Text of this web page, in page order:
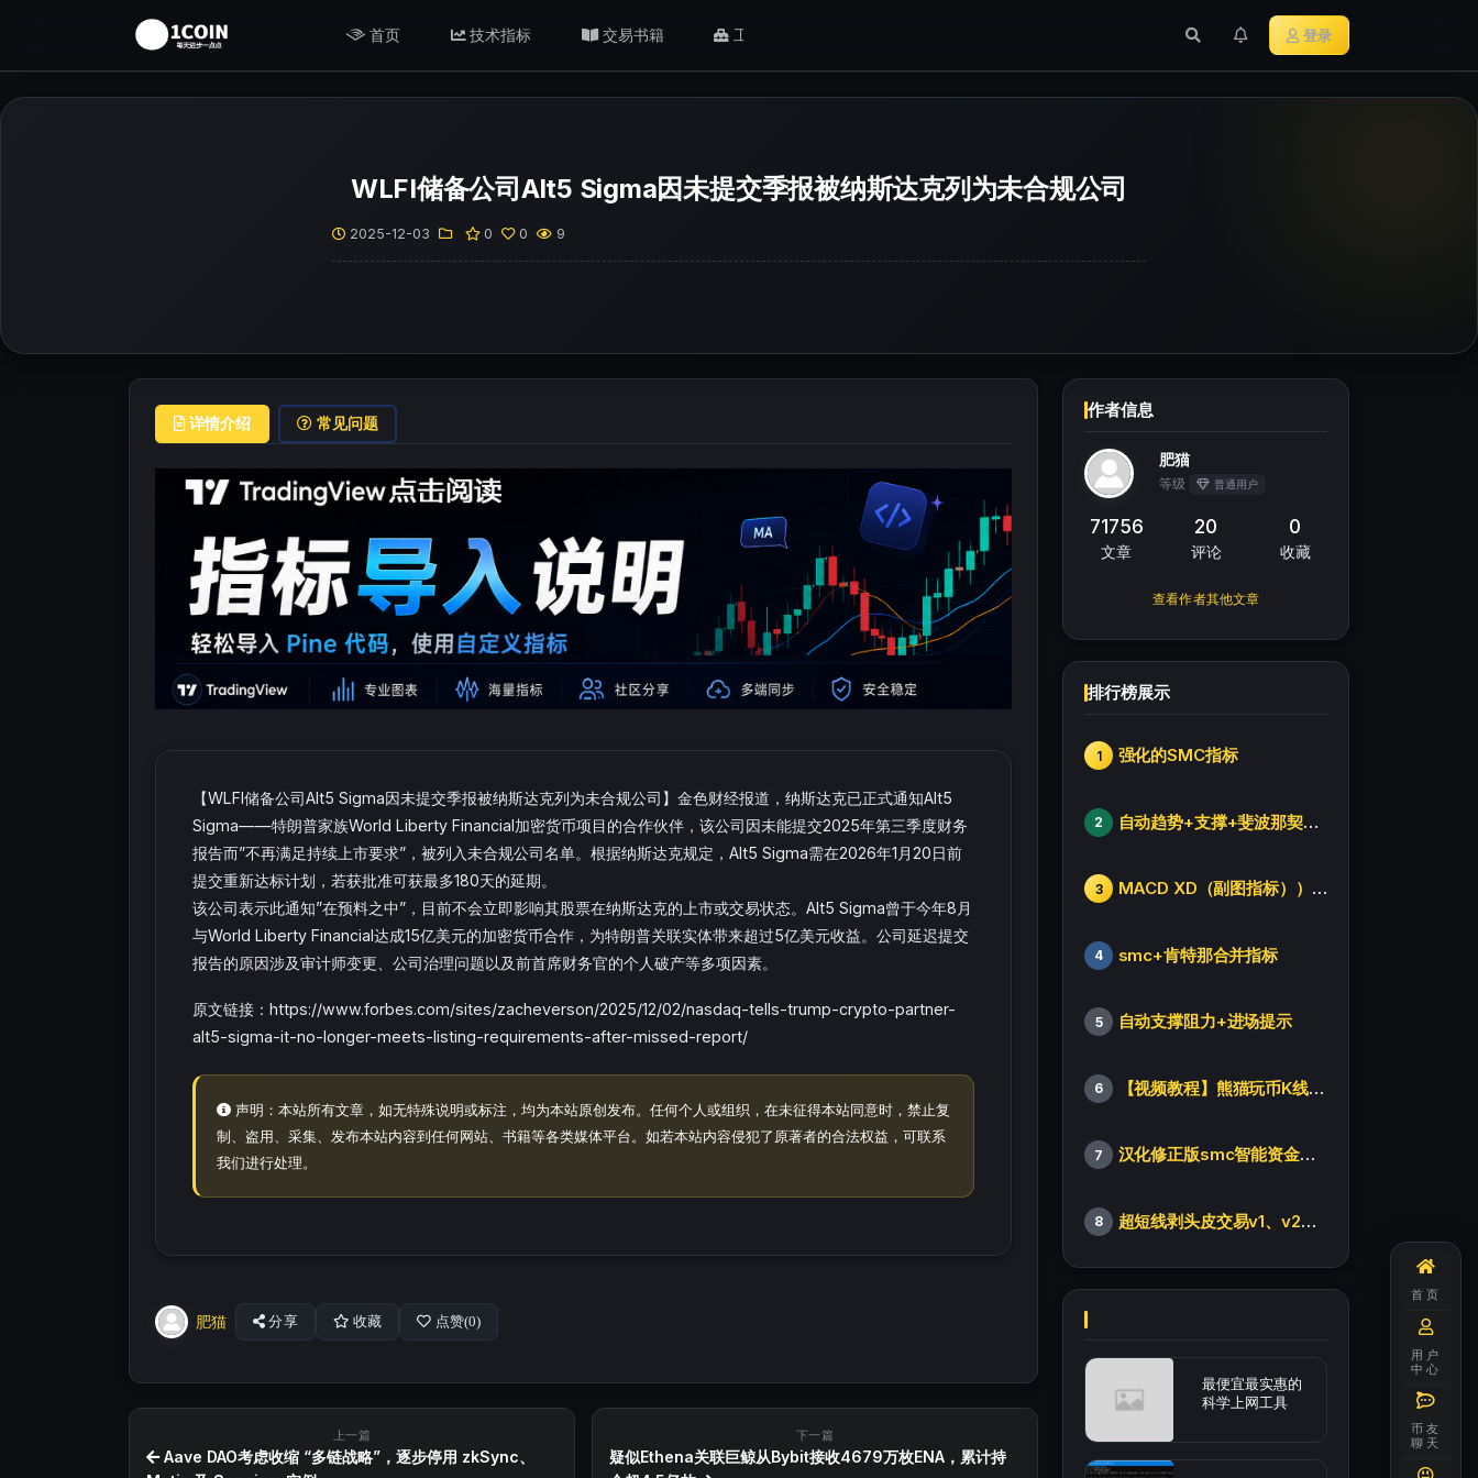
首页 技术指标 交易书籍 工具/返佣 登录
WLFI储备公司Alt5 Sigma因未提交季报被纳斯达克列为未合规公司
2025-12-03 0 0 9
详情介绍 常见问题
【WLFI储备公司Alt5 Sigma因未提交季报被纳斯达克列为未合规公司】金色财经报道，纳斯达克已正式通知Alt5
Sigma——特朗普家族World Liberty Financial加密货币项目的合作伙伴，该公司因未能提交2025年第三季度财务
报告而”不再满足持续上市要求”，被列入未合规公司名单。根据纳斯达克规定，Alt5 Sigma需在2026年1月20日前
提交重新达标计划，若获批准可获最多180天的延期。
该公司表示此通知”在预料之中”，目前不会立即影响其股票在纳斯达克的上市或交易状态。Alt5 Sigma曾于今年8月
与World Liberty Financial达成15亿美元的加密货币合作，为特朗普关联实体带来超过5亿美元收益。公司延迟提交
报告的原因涉及审计师变更、公司治理问题以及前首席财务官的个人破产等多项因素。
原文链接：https://www.forbes.com/sites/zacheverson/2025/12/02/nasdaq-tells-trump-crypto-partner-
alt5-sigma-it-no-longer-meets-listing-requirements-after-missed-report/
声明：本站所有文章，如无特殊说明或标注，均为本站原创发布。任何个人或组织，在未征得本站同意时，禁止复
制、盗用、采集、发布本站内容到任何网站、书籍等各类媒体平台。如若本站内容侵犯了原著者的合法权益，可联系
我们进行处理。
肥猫 分享 收藏 点赞(0)
上一篇
Aave DAO考虑收缩 “多链战略”，逐步停用 zkSync、
下一篇
疑似Ethena关联巨鲸从Bybit接收4679万枚ENA，累计持
作者信息
肥猫
等级 普通用户
71756
文章
20
评论
0
收藏
查看作者其他文章
排行榜展示
1 强化的SMC指标
2 自动趋势+支撑+斐波那契+箱体
3 MACD XD（副图指标））修改版
4 smc+肯特那合并指标
5 自动支撑阻力+进场提示
6 【视频教程】熊猫玩币K线后的秘密（全集）
7 汉化修正版smc智能资金订单指标
8 超短线剥头皮交易v1、v2版本
最便宜最实惠的
科学上网工具
首页
用户
中心
币友
聊天